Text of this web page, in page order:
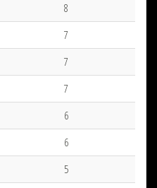
8
7
7
7
6
6
5